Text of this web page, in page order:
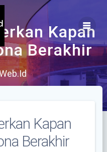
Kapan
Berakhir
Kapan
Berakhir